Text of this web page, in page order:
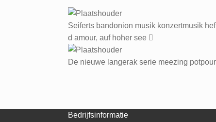
Seiferts bandonion musik konzertmusik
d amour, auf hoher see
De nieuwe langerak serie meezing
Bedrijfsinformatie